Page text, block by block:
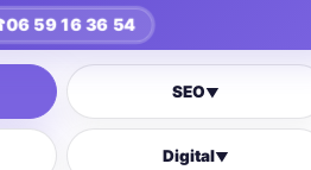
06 59 16 36 54
SEO▼
Digital▼